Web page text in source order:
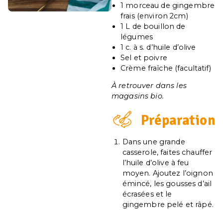
1 morceau de gingembre
frais (environ 2cm)
1 L de bouillon de
légumes
1 c. à s. d’huile d’olive
Sel et poivre
Crème fraîche (facultatif)
À retrouver dans les
magasins bio.
Préparation
Dans une grande
casserole, faites chauffer
l’huile d’olive à feu
moyen. Ajoutez l’oignon
émincé, les gousses d’ail
écrasées et le
gingembre pelé et râpé.